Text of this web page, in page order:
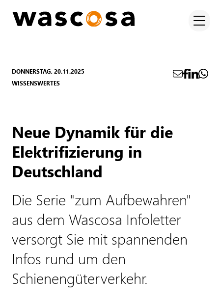
DONNERSTAG, 20.11.2025
WISSENSWERTES
Neue Dynamik für die
Elektrifizierung in
Deutschland
Die Serie "zum Aufbewahren"
aus dem Wascosa Infoletter
versorgt Sie mit spannenden
Infos rund um den
Schienengüterverkehr.